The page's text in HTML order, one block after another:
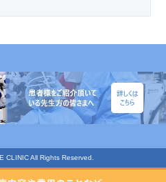
CLINIC All Rights Reserved.